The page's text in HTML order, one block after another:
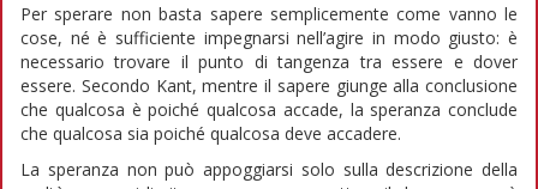
Per sperare non basta sapere semplicemente come vanno le
cose, né è sufficiente impegnarsi nell’agire in modo giusto: è
necessario trovare il punto di tangenza tra essere e dover
essere. Secondo Kant, mentre il sapere giunge alla conclusione
che qualcosa è poiché qualcosa accade, la speranza conclude
che qualcosa sia poiché qualcosa deve accadere.
La speranza non può appoggiarsi solo sulla descrizione della